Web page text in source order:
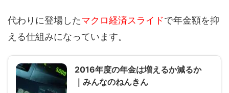
代わりに登場したマクロ経済スライドで年金額を抑
える仕組みになっています。
2016年度の年金は増えるか減るか
｜みんなのねんきん